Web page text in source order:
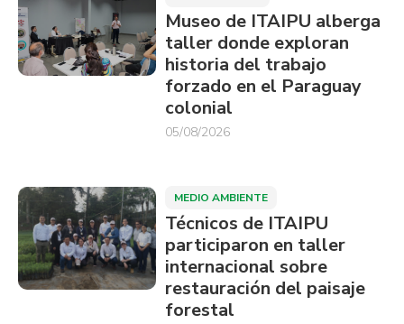
Museo de ITAIPU alberga
taller donde exploran
historia del trabajo
forzado en el Paraguay
colonial
05/08/2026
MEDIO AMBIENTE
Técnicos de ITAIPU
participaron en taller
internacional sobre
restauración del paisaje
forestal